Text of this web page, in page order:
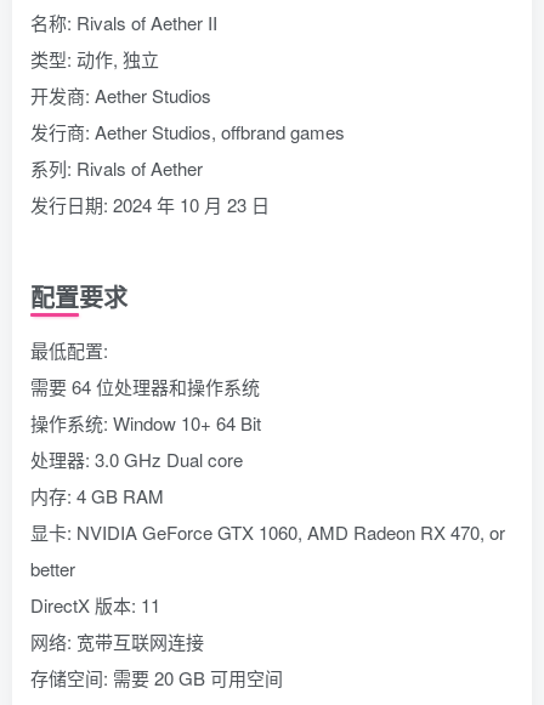
名称: Rivals of Aether II
类型: 动作, 独立
开发商: Aether Studios
发行商: Aether Studios, offbrand games
系列: Rivals of Aether
发行日期: 2024 年 10 月 23 日
配置要求
最低配置:
需要 64 位处理器和操作系统
操作系统: Window 10+ 64 Bit
处理器: 3.0 GHz Dual core
内存: 4 GB RAM
显卡: NVIDIA GeForce GTX 1060, AMD Radeon RX 470, or
better
DirectX 版本: 11
网络: 宽带互联网连接
存储空间: 需要 20 GB 可用空间